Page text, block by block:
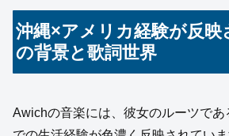
沖縄×アメリカ経験が反
の背景と歌詞世界
Awichの音楽には、彼女のルーツであ